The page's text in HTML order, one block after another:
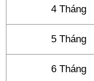
4 Tháng
5 Tháng
6 Tháng